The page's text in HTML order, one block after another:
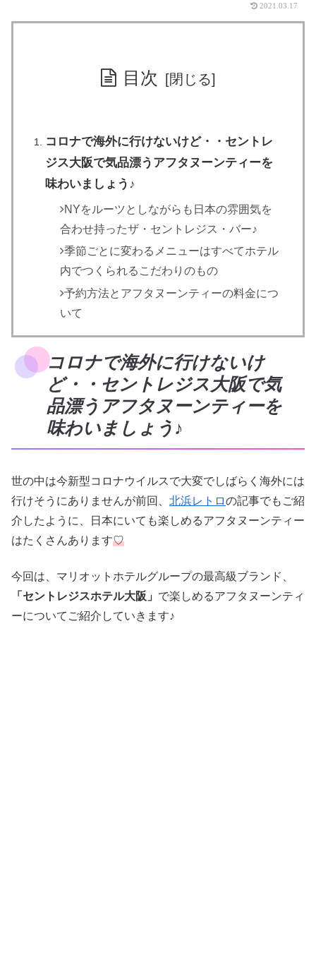
2021.03.17
目次
コロナで海外に行けないけど・・セントレ
ジス大阪で気品漂うアフタヌーンティーを
味わいましょう♪
NYをルーツとしながらも日本の雰囲気を
合わせ持ったザ・セントレジス・バー♪
季節ごとに変わるメニューはすべてホテル
内でつくられるこだわりのもの
予約方法とアフタヌーンティーの料金につ
いて
コロナで海外に行けないけ
ど・・セントレジス大阪で気
品漂うアフタヌーンティーを
味わいましょう♪
世の中は今新型コロナウイルスで大変でしばらく海外には
行けそうにありませんが前回、 北浜レトロの記事でもご紹
介したように、日本にいても楽しめるアフタヌーンティー
はたくさんあります♡
今回は、マリオットホテルグループの最高級ブランド、
「 セントレジスホテル大阪 」 で楽しめるアフタヌーンティ
ーについてご紹介していきます♪